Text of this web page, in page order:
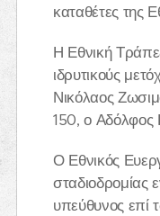
καταθέτες της
Η Εθνική
ιδρυτικούς
Νικόλαος
150, ο Αδόλφος
Ο Εθνικός
σταδιοδρομίας
υπεύθυνος επί